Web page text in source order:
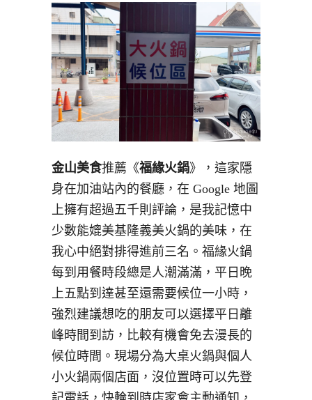
金山美食推薦《福緣火鍋》，這家隱
身在加油站內的餐廳，在 Google 地圖
上擁有超過五千則評論，是我記憶中
少數能媲美基隆義美火鍋的美味，在
我心中絕對排得進前三名。福緣火鍋
每到用餐時段總是人潮滿滿，平日晚
上五點到達甚至還需要候位一小時，
強烈建議想吃的朋友可以選擇平日離
峰時間到訪，比較有機會免去漫長的
候位時間。現場分為大桌火鍋與個人
小火鍋兩個店面，沒位置時可以先登